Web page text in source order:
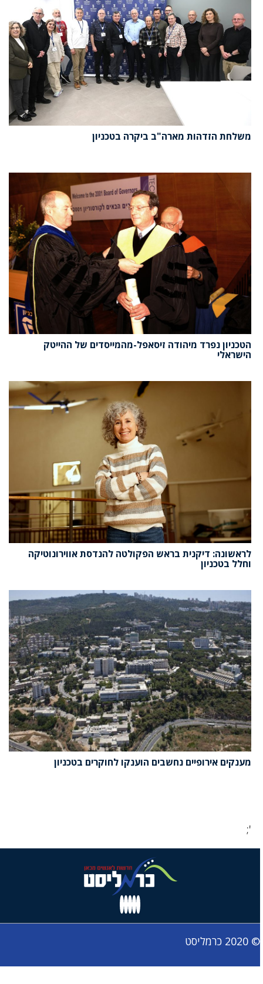
משלחת הזדהות מארה"ב ביקרה בטכניון
הטכניון נפרד מיהודה זיסאפל-מהמייסדים של ההייטק
הישראלי
לראשונה: דיקנית בראש הפקולטה להנדסת אווירונוטיקה
וחלל בטכניון
מענקים אירופיים נחשבים הוענקו לחוקרים בטכניון
';
© 2020 כרמליסט